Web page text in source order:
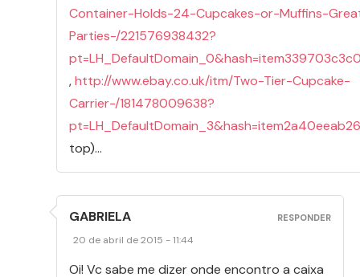
Container-Holds-24-Cupcakes-or-Muffins-
Parties-/221576938432?
,http://www.ebay.co.uk/itm/Two-Tier-Cupcake-
Carrier-/181478009638?
pt=LH_DefaultDomain_3&hash=item2a40eeab26
top)…
GABRIELA
20 de abril de 2015 - 11:44
Oi! Vc sabe me dizer onde encontro a caixa
RESPONDER